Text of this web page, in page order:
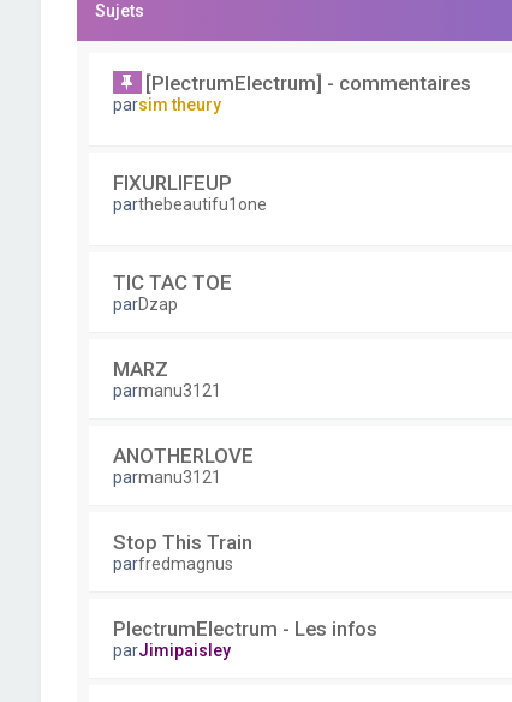
Sujets
[PlectrumElectrum] - commentaires
parsim theury
FIXURLIFEUP
parthebeautifu1one
TIC TAC TOE
parDzap
MARZ
parmanu3121
ANOTHERLOVE
parmanu3121
Stop This Train
parfredmagnus
PlectrumElectrum - Les infos
parJimipaisley